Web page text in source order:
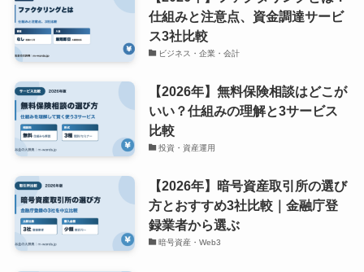
仕組みと注意点、資金調達サービ
ス3社比較
ビジネス・企業・会計
【2026年】無料保険相談はどこが
いい？仕組みの理解と3サービス
比較
投資・資産運用
【2026年】暗号資産取引所の選び
方とおすすめ3社比較｜金融庁登
録業者から選ぶ
暗号資産・Web3